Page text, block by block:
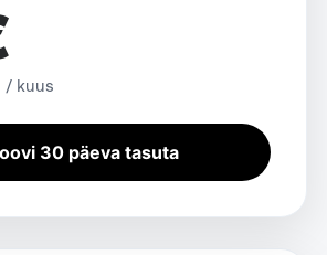
/ kuus
30 päeva tasuta